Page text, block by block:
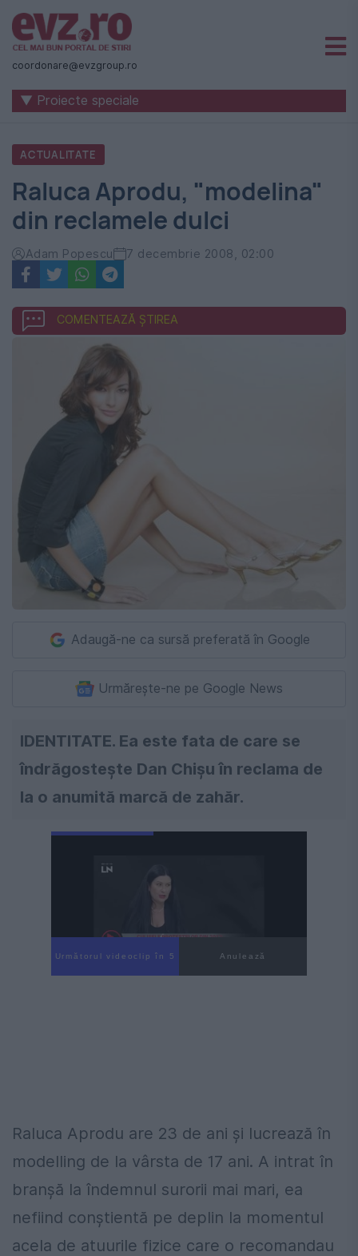
Știri
naționale
internaționale
România
-
Evenimentul
Zilei
coordonare@evzgroup.ro
▼ Proiecte speciale
ACTUALITATE
Raluca Aprodu, "modelina"
din reclamele dulci
Adam Popescu 7 decembrie 2008, 02:00
COMENTEAZĂ ȘTIREA
Adaugă-ne ca sursă preferată în Google
Urmărește-ne pe Google News
IDENTITATE. Ea este fata de care se
îndrăgosteşte Dan Chişu în reclama de
la o anumită marcă de zahăr.
Următorul videoclip în 4 Anulează
Raluca Aprodu are 23 de ani şi lucrează în
modelling de la vârsta de 17 ani. A intrat în
branşă la îndemnul surorii mai mari, ea
nefiind conştientă pe deplin la momentul
acela de atuurile fizice care o recomandau